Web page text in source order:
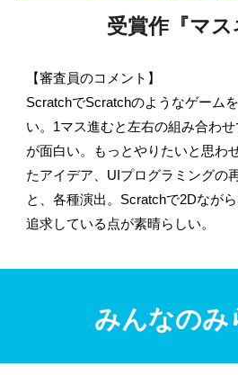
受賞作『マス
【審査員のコメント】
ScratchでScratchのようなゲーム
い。1マス進むと左右の組み合わ
が面白い。もっとやりたいと思わ
たアイデア、UIプログラミングの
と、各種演出。Scratchで2Dなが
追求している点が素晴らしい。
みんなのみ